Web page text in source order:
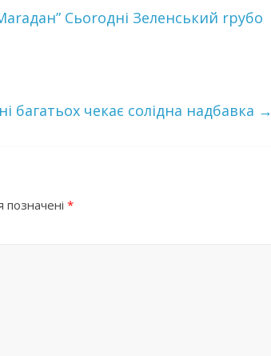
Сьoroдні Зеленський rpyбо
багатьох чекає солідна надбавка →
позначені *